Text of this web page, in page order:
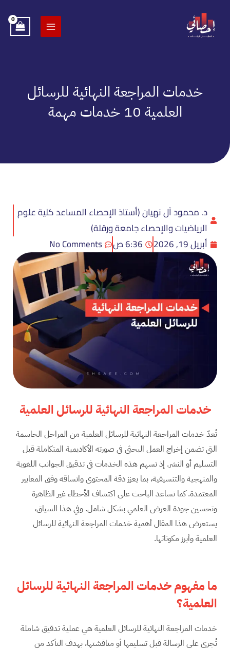
المحتوى
خدمات المراجعة النهائية للرسائل
العلمية 10 خدمات مهمة
د. محمود آل نهيان (أستاذ الإحصاء المساعد كلية علوم
الرياضيات والإحصاء جامعة ورقلة)
أبريل 19, 2026
6:36 ص No Comments
خدمات المراجعة النهائية للرسائل العلمية
تُعدّ خدمات المراجعة النهائية للرسائل العلمية من المراحل الحاسمة
التي تضمن إخراج العمل البحثي في صورته الأكاديمية المتكاملة قبل
التسليم أو النشر. إذ تسهم هذه الخدمات في تدقيق الجوانب اللغوية
والمنهجية والتنسيقية، بما يعزز دقة المحتوى واتساقه وفق المعايير
المعتمدة. كما تساعد الباحث على اكتشاف الأخطاء غير الظاهرة
وتحسين جودة العرض العلمي بشكل شامل. وفي هذا السياق،
يستعرض هذا المقال أهمية خدمات المراجعة النهائية للرسائل
العلمية وأبرز مكوناتها.
ما مفهوم خدمات المراجعة النهائية للرسائل
العلمية؟
خدمات المراجعة النهائية للرسائل العلمية هي عملية تدقيق شاملة
تُجرى على الرسالة قبل تسليمها أو مناقشتها، بهدف التأكد من